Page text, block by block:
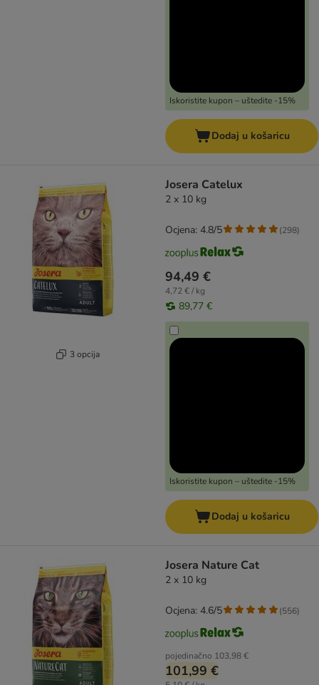
Iskoristite kupon – uštedite -15%
Dodaj u košaricu
3 opcija
Josera Catelux
2 x 10 kg
94,49 €
4,72 € / kg
89,77 €
Iskoristite kupon – uštedite -15%
Ocjena: 4.8/5 (298)
Dodaj u košaricu
Josera Nature Cat
2 x 10 kg
pojedinačno 103,98 €
101,99 €
Ocjena: 4.6/5 (556)